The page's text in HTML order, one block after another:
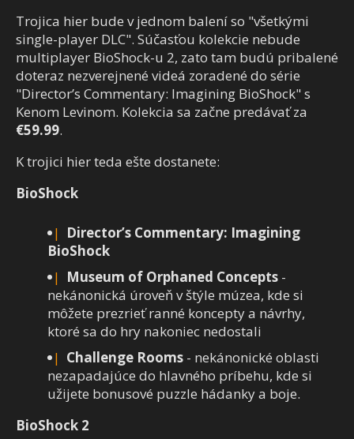
Trojica hier bude v jednom balení so "všetkými
single-player DLC". Súčasťou kolekcie nebude
multiplayer BioShock-u 2, zato tam budú pribalené
doteraz nezverejnené videá zoradené do série
"Director’s Commentary: Imagining BioShock" s
Kenom Levinom. Kolekcia sa začne predávať za
€59.99.
K trojici hier teda ešte dostanete:
BioShock
Director’s Commentary: Imagining
BioShock
Museum of Orphaned Concepts -
nekánonická úroveň v štýle múzea, kde si
môžete prezrieť ranné koncepty a návrhy,
ktoré sa do hry nakoniec nedostali
Challenge Rooms - nekánonické oblasti
nezapadajúce do hlavného príbehu, kde si
užijete bonusové puzzle hádanky a boje.
BioShock 2